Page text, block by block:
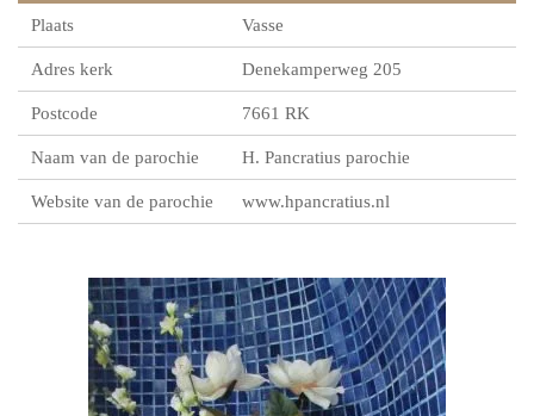
Plaats Vasse
Adres kerk Denekamperweg 205
Postcode 7661 RK
Naam van de parochie H. Pancratius parochie
Website van de parochie www.hpancratius.nl